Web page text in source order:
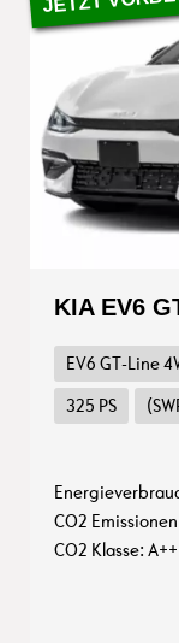
KIA EV6
EV6 GT-Line
325 PS
CO2
CO2 Klasse: